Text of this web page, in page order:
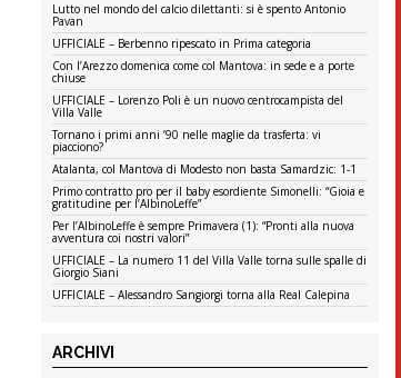
Lutto nel mondo del calcio dilettanti: si è spento Antonio
Pavan
UFFICIALE – Berbenno ripescato in Prima categoria
Con l’Arezzo domenica come col Mantova: in sede e a porte
chiuse
UFFICIALE – Lorenzo Poli è un nuovo centrocampista del
Villa Valle
Tornano i primi anni ’90 nelle maglie da trasferta: vi
piacciono?
Atalanta, col Mantova di Modesto non basta Samardzic: 1-1
Primo contratto pro per il baby esordiente Simonelli: “Gioia e
gratitudine per l’AlbinoLeffe”
Per l’AlbinoLeffe è sempre Primavera (1): “Pronti alla nuova
avventura coi nostri valori”
UFFICIALE – La numero 11 del Villa Valle torna sulle spalle di
Giorgio Siani
UFFICIALE – Alessandro Sangiorgi torna alla Real Calepina
ARCHIVI